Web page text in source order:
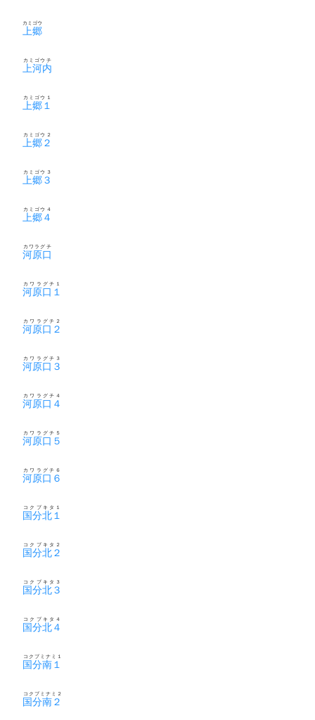
上郷
カミゴウ
上河内
カミゴウチ
上郷１
カミゴウ１
上郷２
カミゴウ２
上郷３
カミゴウ３
上郷４
カミゴウ４
河原口
カワラグチ
河原口１
カワラグチ１
河原口２
カワラグチ２
河原口３
カワラグチ３
河原口４
カワラグチ４
河原口５
カワラグチ５
河原口６
カワラグチ６
国分北１
コクブキタ１
国分北２
コクブキタ２
国分北３
コクブキタ３
国分北４
コクブキタ４
国分南１
コクブミナミ１
国分南２
コクブミナミ２